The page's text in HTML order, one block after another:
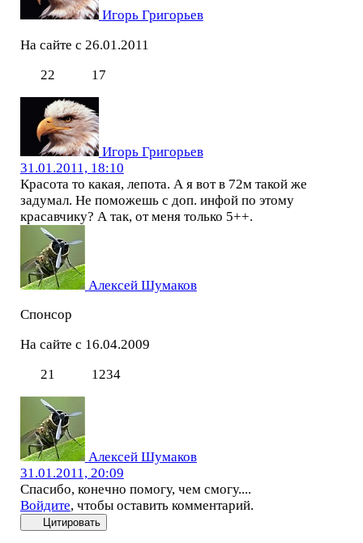
Игорь Григорьев
На сайте с 26.01.2011
22
17
Игорь Григорьев
31.01.2011, 18:10
Красота то какая, лепота. А я вот в 72м такой же
задумал. Не поможешь с доп. инфой по этому
красавчику? А так, от меня только 5++.
Алексей Шумаков
Спонсор
На сайте с 16.04.2009
21
1234
Алексей Шумаков
31.01.2011, 20:09
Спасибо, конечно помогу, чем смогу....
Войдите, чтобы оставить комментарий.
Цитировать